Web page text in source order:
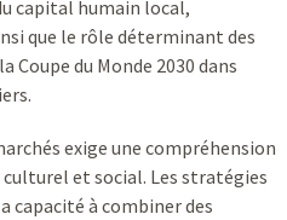
capital humain local,
que le rôle déterminant des
Coupe du Monde 2030 dans
exige une compréhension
et social. Les stratégies
capacité à combiner des